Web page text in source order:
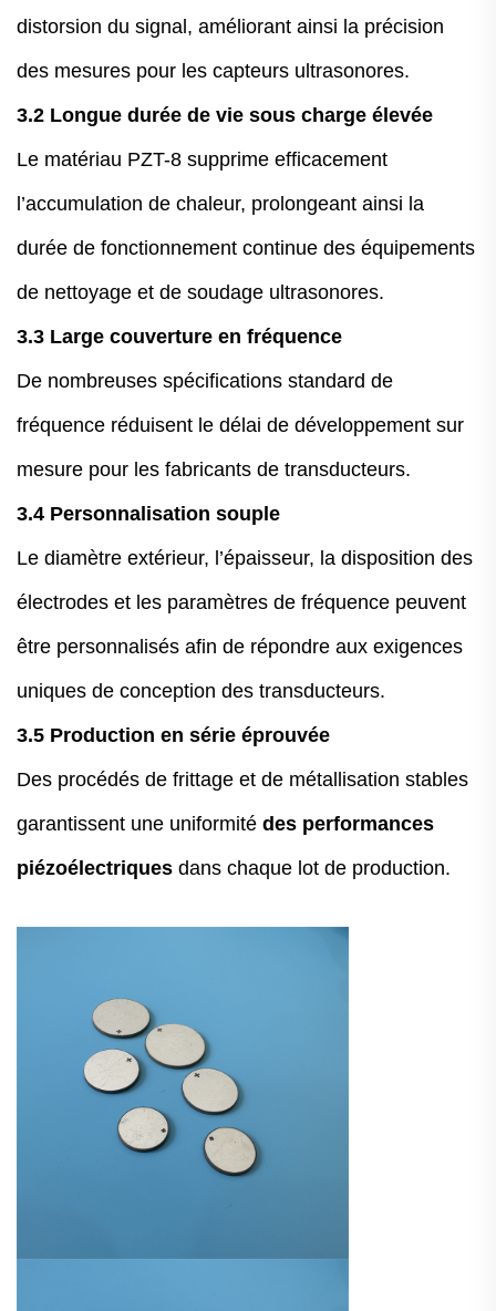
distorsion du signal, améliorant ainsi la précision
des mesures pour les capteurs ultrasonores.
3.2 Longue durée de vie sous charge élevée
Le matériau PZT-8 supprime efficacement
l’accumulation de chaleur, prolongeant ainsi la
durée de fonctionnement continue des équipements
de nettoyage et de soudage ultrasonores.
3.3 Large couverture en fréquence
De nombreuses spécifications standard de
fréquence réduisent le délai de développement sur
mesure pour les fabricants de transducteurs.
3.4 Personnalisation souple
Le diamètre extérieur, l’épaisseur, la disposition des
électrodes et les paramètres de fréquence peuvent
être personnalisés afin de répondre aux exigences
uniques de conception des transducteurs.
3.5 Production en série éprouvée
Des procédés de frittage et de métallisation stables
garantissent une uniformité des performances
piézoélectriques dans chaque lot de production.